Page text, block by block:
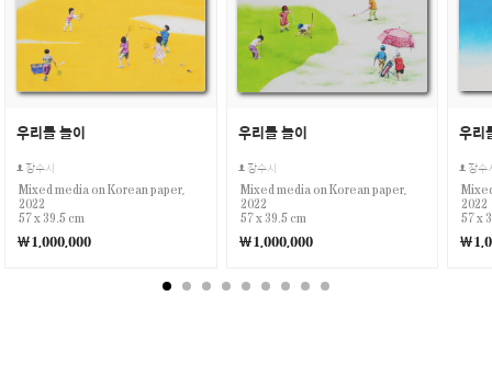
우리들 놀이
장수시
Mixed media on Korean paper,
2022
57 x 39.5 cm
￦1,000,000
우리들 놀이
장수시
Mixed media on Korean paper,
2022
57 x 39.5 cm
￦1,000,000
우리
장수
2022
57 x
￦